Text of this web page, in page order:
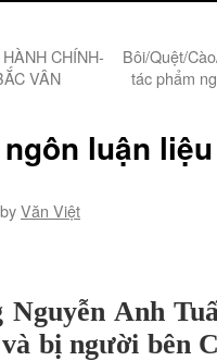
CHÍNH-
VÂN
Bôi/Quệt/
tác phẩm
luận
byVăn Việt
Anh
bị người bên